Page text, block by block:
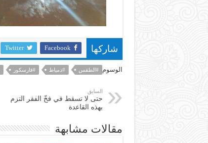
شاركها Facebook
Twitter
الوسوم #الطقس #دمياط #فارسكور
السابق
حتى لا تسقط في فخّ الفقر التزم
بهذه القاعدة
مقالات مشابهة